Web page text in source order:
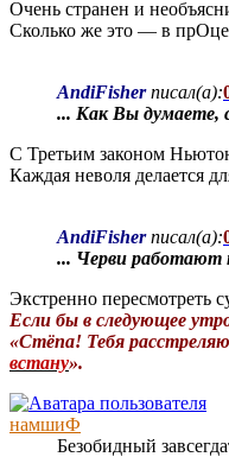
Очень странен и
Сколько же это — в
AndiFisherписал(а):
... Как Вы думаете,
С Третьим законом
Каждая неволя делается
AndiFisherписал(а):
... Черви работают
Экстренно
Если бы в следующее
«Стёпа! Тебя
встану».
намшиФ
Безобидный